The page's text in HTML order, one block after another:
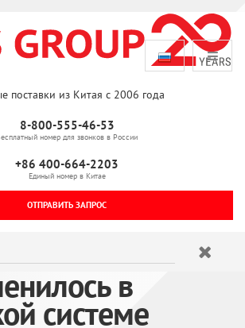
поставки из Китая с 2006 года
8-800-555-46-53
номер для звонков в России
+86 400-664-2203
Единый номер в Китае
ОТПРАВИТЬ ЗАПРОС
в
системе